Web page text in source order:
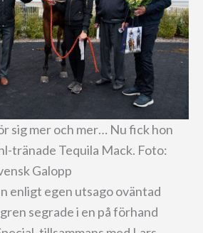
sig mer och mer… Nu fick hon
tränade Tequila Mack. Foto:
Galopp
enligt egen utsago oväntad
segrade i en på förhand